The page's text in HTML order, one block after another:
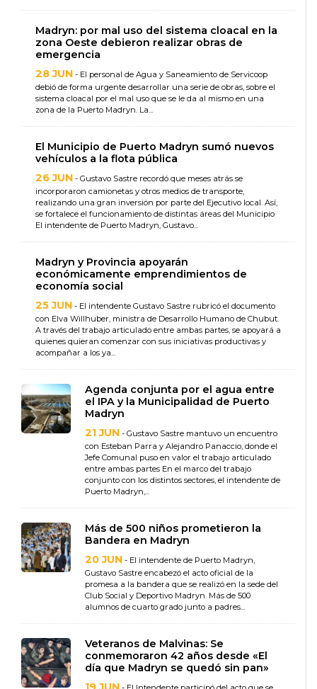
Madryn: por mal uso del sistema cloacal en la
zona Oeste debieron realizar obras de
emergencia
28 JUN - El personal de Agua y Saneamiento de Servicoop
debió de forma urgente desarrollar una serie de obras, sobre el
sistema cloacal por el mal uso que se le da al mismo en una
zona de la Puerto Madryn. La...
El Municipio de Puerto Madryn sumó nuevos
vehículos a la flota pública
26 JUN - Gustavo Sastre recordó que meses atrás se
incorporaron camionetas y otros medios de transporte,
realizando una gran inversión por parte del Ejecutivo local. Así,
se fortalece el funcionamiento de distintas áreas del Municipio
El intendente de Puerto Madryn, Gustavo...
Madryn y Provincia apoyarán
económicamente emprendimientos de
economía social
25 JUN - El intendente Gustavo Sastre rubricó el documento
con Elva Willhuber, ministra de Desarrollo Humano de Chubut.
A través del trabajo articulado entre ambas partes, se apoyará a
quienes quieran comenzar con sus iniciativas productivas y
acompañar a los ya...
Agenda conjunta por el agua entre
el IPA y la Municipalidad de Puerto
Madryn
21 JUN - Gustavo Sastre mantuvo un encuentro
con Esteban Parra y Alejandro Panaccio, donde el
Jefe Comunal puso en valor el trabajo articulado
entre ambas partes En el marco del trabajo
conjunto con los distintos sectores, el intendente de
Puerto Madryn,...
Más de 500 niños prometieron la
Bandera en Madryn
20 JUN - El intendente de Puerto Madryn,
Gustavo Sastre encabezó el acto oficial de la
promesa a la bandera que se realizó en la sede del
Club Social y Deportivo Madryn. Más de 500
alumnos de cuarto grado junto a padres...
Veteranos de Malvinas: Se
conmemoraron 42 años desde «El
día que Madryn se quedó sin pan»